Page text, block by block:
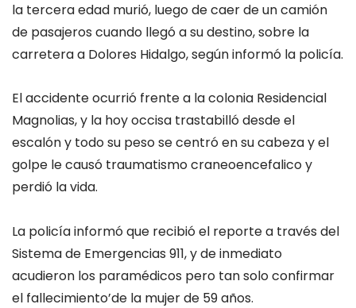
la tercera edad murió, luego de caer de un camión
de pasajeros cuando llegó a su destino, sobre la
carretera a Dolores Hidalgo, según informó la policía.
El accidente ocurrió frente a la colonia Residencial
Magnolias, y la hoy occisa trastabilló desde el
escalón y todo su peso se centró en su cabeza y el
golpe le causó traumatismo craneoencefalico y
perdió la vida.
La policía informó que recibió el reporte a través del
Sistema de Emergencias 911, y de inmediato
acudieron los paramédicos pero tan solo confirmar
el fallecimiento’de la mujer de 59 años.